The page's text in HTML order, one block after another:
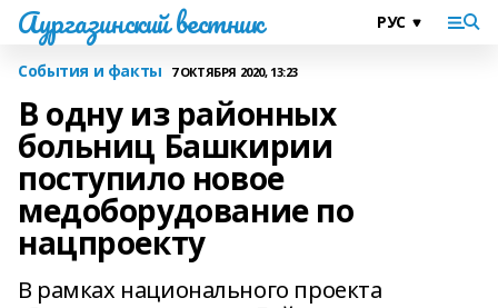
Аургазинский вестник
События и факты 7 ОКТЯБРЯ 2020, 13:23
В одну из районных
больниц Башкирии
поступило новое
медоборудование по
нацпроекту
В рамках национального проекта